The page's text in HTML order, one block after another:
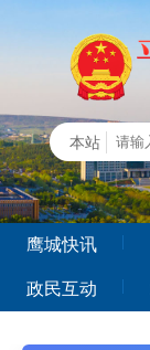
鹰城快讯
政民互动